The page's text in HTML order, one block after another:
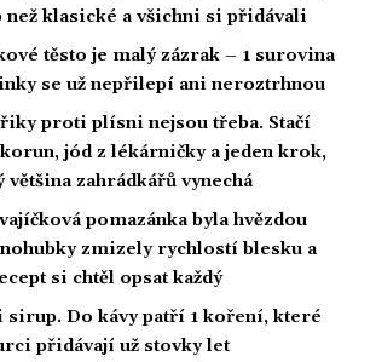
než klasické a všichni si přidávali
těsto je malý zázrak – 1 surovina
se už nepřilepí ani neroztrhnou
proti plísni nejsou třeba. Stačí
jód z lékárničky a jeden krok,
většina zahrádkářů vynechá
pomazánka byla hvězdou
zmizely rychlostí blesku a
si chtěl opsat každý
sirup. Do kávy patří 1 koření, které
přidávají už stovky let